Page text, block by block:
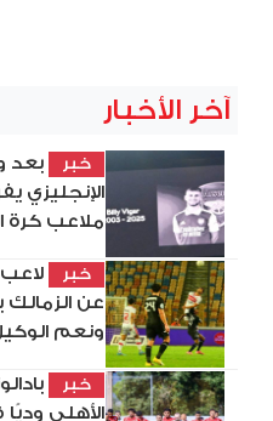
آخر الأخبار
خبر
بعد
الإنجليزي
ملاعب كرة
خبر
ونعم
خبر
الأهلي